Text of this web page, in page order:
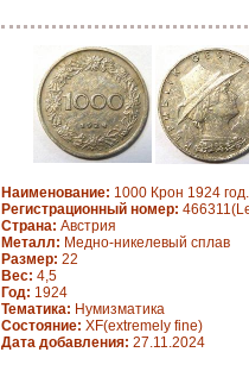
Наименование: 1000 Крон 1924
Регистрационный номер:
Страна: Австрия
Металл: Медно-никелевый сплав
Размер: 22
Вес: 4,5
Год: 1924
Тематика: Нумизматика
Состояние: XF(extremely fine)
Дата добавления: 27.11.2024